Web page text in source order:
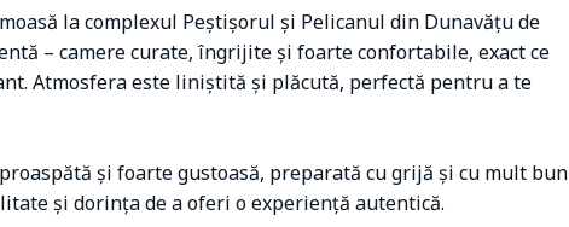
la complexul Peștișorul și Pelicanul din Dunavățu de
– camere curate, îngrijite și foarte confortabile, exact ce
Atmosfera este liniștită și plăcută, perfectă pentru a te
și foarte gustoasă, preparată cu grijă și cu mult bun
și dorința de a oferi o experiență autentică.